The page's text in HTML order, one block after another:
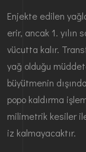
Enjekte edilen
erir, ancak 1. yılın
vücutta kalır.
yağ olduğu
büyütmenin
popo kaldırma
milimetrik kesiler
iz kalmayacaktır.